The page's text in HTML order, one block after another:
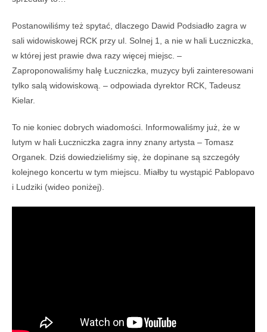
Postanowiliśmy też spytać, dlaczego Dawid Podsiadło zagra w
sali widowiskowej RCK przy ul. Solnej 1, a nie w hali Łuczniczka,
w której jest prawie dwa razy więcej miejsc. –
Zaproponowaliśmy halę Łuczniczka, muzycy byli zainteresowani
tylko salą widowiskową. – odpowiada dyrektor RCK, Tadeusz
Kielar.
To nie koniec dobrych wiadomości. Informowaliśmy już, że w
lutym w hali Łuczniczka zagra inny znany artysta – Tomasz
Organek. Dziś dowiedzieliśmy się, że dopinane są szczegóły
kolejnego koncertu w tym miejscu. Miałby tu wystąpić Pablopavo
i Ludziki (wideo poniżej).